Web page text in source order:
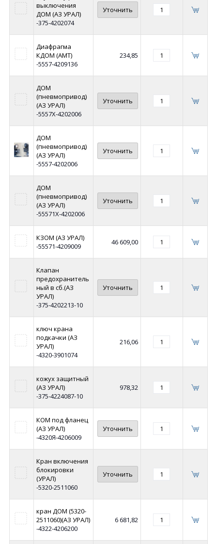
выключения
ДОМ (АЗ УРАЛ)
-375-4202074
Уточнить
Диафрагма
КДОМ (АМТ)
-5557-4209136
234,85
ДОМ
(пневмопривод)
(АЗ УРАЛ)
-5557Х-4202006
Уточнить
ДОМ
(пневмопривод)
(АЗ УРАЛ)
-5557-4202006
Уточнить
ДОМ
(пневмопривод)
(АЗ УРАЛ)
-55571Х-4202006
Уточнить
КЗОМ (АЗ УРАЛ)
-55571-4209009
46 609,00
Клапан
предохранитель
ный в сб.(АЗ
УРАЛ)
-375-4202213-10
Уточнить
ключ крана
подкачки (АЗ
УРАЛ)
-4320-3901074
216,06
кожух защитный
(АЗ УРАЛ)
-375-4224087-10
978,32
КОМ под фланец
(АЗ УРАЛ)
-4320Я-4206009
Уточнить
Кран включения
блокировки
(УРАЛ)
-5320-2511060
Уточнить
кран ДОМ (5320-
2511060)(АЗ УРАЛ)
-4322-4206200
6 681,82